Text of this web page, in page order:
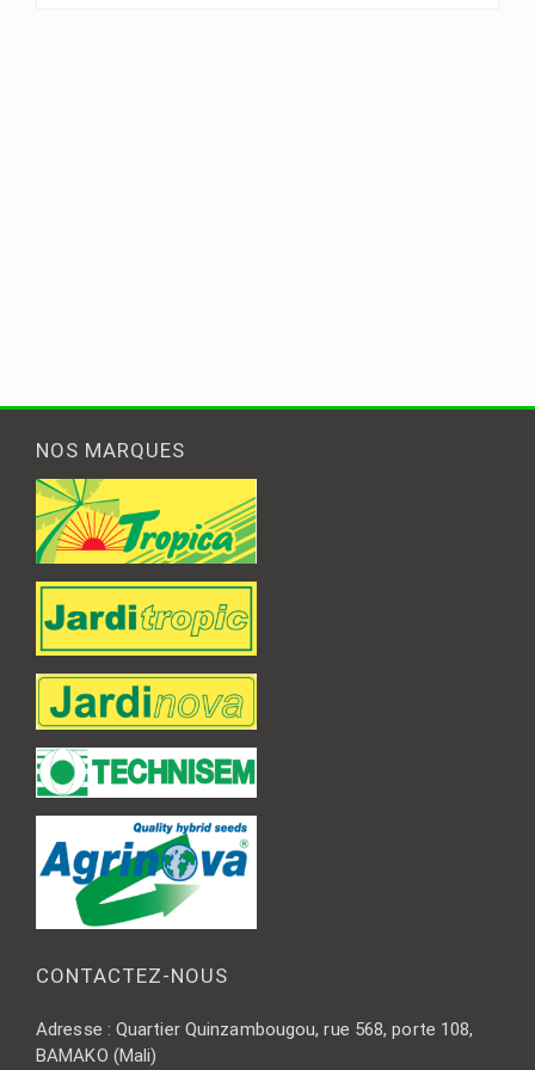
NOS MARQUES
CONTACTEZ-NOUS
Adresse : Quartier Quinzambougou, rue 568, porte 108,
BAMAKO (Mali)